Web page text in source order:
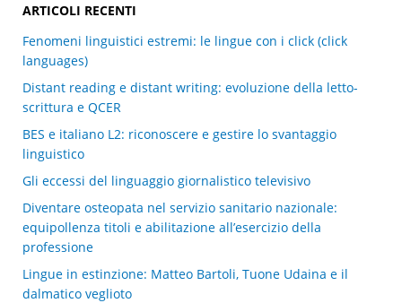
ARTICOLI RECENTI
Fenomeni linguistici estremi: le lingue con i click (click
languages)
Distant reading e distant writing: evoluzione della letto-
scrittura e QCER
BES e italiano L2: riconoscere e gestire lo svantaggio
linguistico
Gli eccessi del linguaggio giornalistico televisivo
Diventare osteopata nel servizio sanitario nazionale:
equipollenza titoli e abilitazione all’esercizio della
professione
Lingue in estinzione: Matteo Bartoli, Tuone Udaina e il
dalmatico veglioto